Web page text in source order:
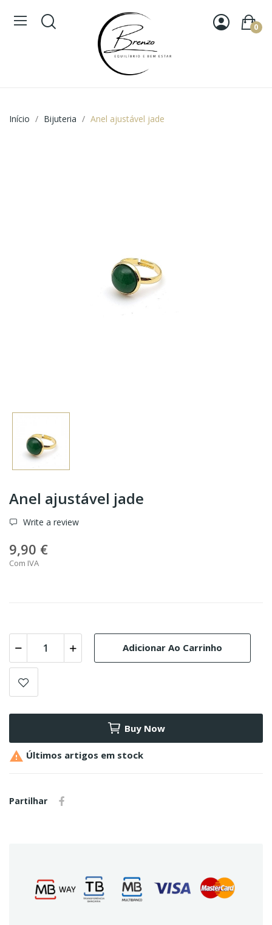
0
Início Bijuteria Anel ajustável jade
Anel ajustável jade
Write a review
9,90 €
Com IVA
Adicionar Ao Carrinho
Buy Now
 Últimos artigos em stock
Partilhar